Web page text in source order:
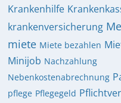
Krankenhilfe
krankenversicherung
miete Miete bezahlen
Minijob Nachzahlung
Nebenkostenabrechnung
pflege Pflegegeld